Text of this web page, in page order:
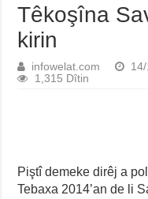
Têkoşîna
kirin
infowelat.com
1,315 Dîtin
Piştî demeke dirêj a
Tebaxa 2014’an de li